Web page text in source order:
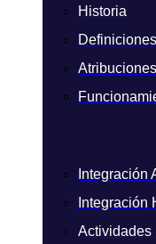
Historia
Atribuciones
Integración
Integración
Actividades